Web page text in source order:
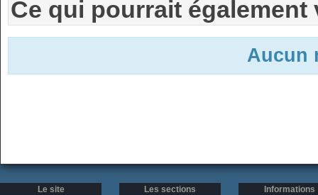
Ce qui pourrait
Aucun
Le site
Les sections
Informations